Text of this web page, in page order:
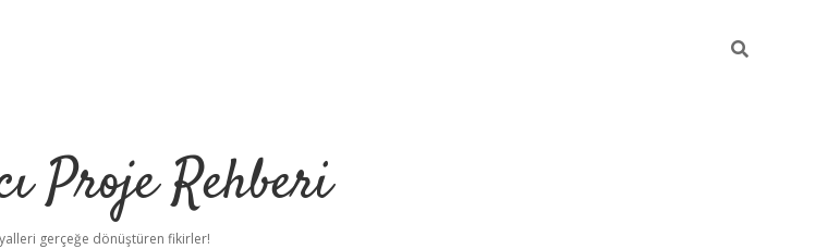
Proje Rehberi
gerçeğe dönüştüren fikirler!